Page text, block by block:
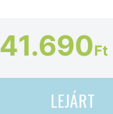
41.690Ft
LEJÁRT